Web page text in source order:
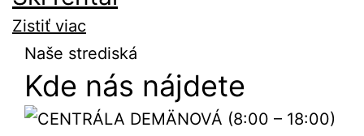
Zistiť viac
Naše strediská
Kde nás nájdete